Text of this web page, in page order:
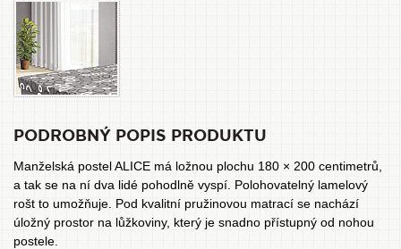
PODROBNÝ POPIS PRODUKTU
Manželská postel ALICE má ložnou plochu 180 × 200 centimetrů,
a tak se na ní dva lidé pohodlně vyspí. Polohovatelný lamelový
rošt to umožňuje. Pod kvalitní pružinovou matrací se nachází
úložný prostor na lůžkoviny, který je snadno přístupný od nohou
postele.